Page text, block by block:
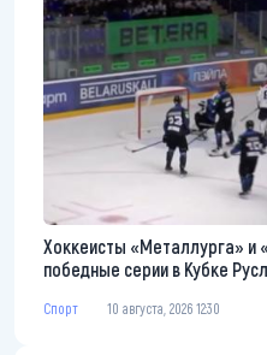
Хоккеисты «Металлурга» и
победные серии в Кубке
Спорт 10 августа, 2026 12:30